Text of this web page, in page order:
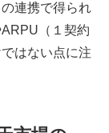
連携で得られ
（１契約
はない点に注